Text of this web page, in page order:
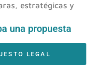
estratégicas y
una propuesta
LEGAL